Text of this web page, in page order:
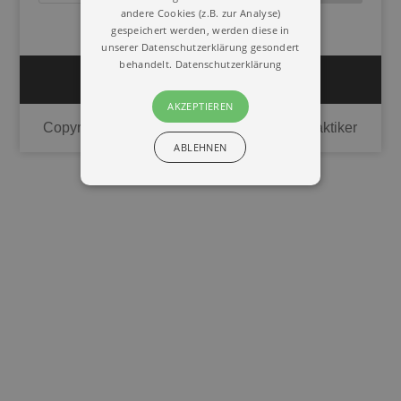
Copyright © 2020 | Union Deutscher Heilpraktiker
andere Cookies (z.B. zur Analyse)
gespeichert werden, werden diese in
unserer Datenschutzerklärung gesondert
behandelt. Datenschutzerklärung
AKZEPTIEREN
ABLEHNEN